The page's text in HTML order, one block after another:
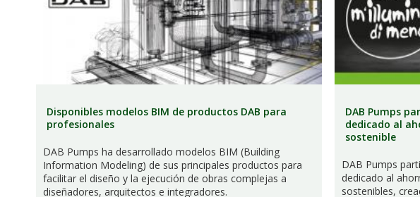
Disponibles modelos BIM de productos DAB para
profesionales
DAB Pumps ha desarrollado modelos BIM (Building
Information Modeling) de sus principales productos para
facilitar el diseño y la ejecución de obras complejas a
diseñadores, arquitectos e integradores.
DAB Pumps
dedicado al
sostenible
DAB Pumps
dedicado al
sostenibles,